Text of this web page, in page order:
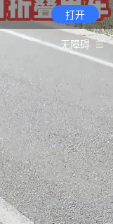
打开
无障碍